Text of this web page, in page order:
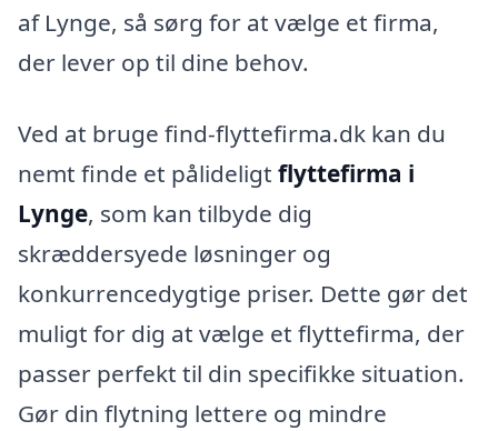
af Lynge, så sørg for at vælge et firma,
der lever op til dine behov.
Ved at bruge find-flyttefirma.dk kan du
nemt finde et pålideligt flyttefirma i
Lynge, som kan tilbyde dig
skræddersyede løsninger og
konkurrencedygtige priser. Dette gør det
muligt for dig at vælge et flyttefirma, der
passer perfekt til din specifikke situation.
Gør din flytning lettere og mindre